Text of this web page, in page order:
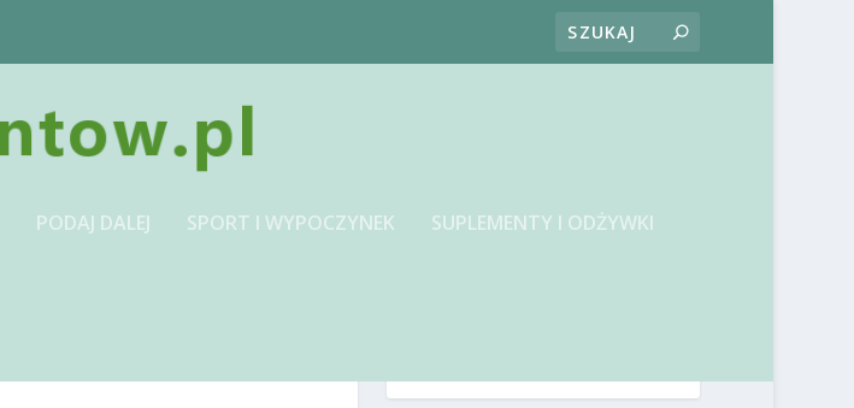
PODAJ DALEJ SPORT I WYPOCZYNEK SUPLEMENTY I ODŻYWKI